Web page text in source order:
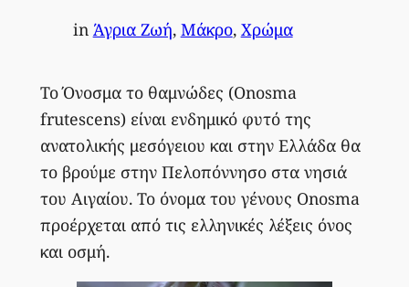
in Άγρια Ζωή, Μάκρο, Χρώμα
Το Όνοσμα το θαμνώδες (Onosma
frutescens) είναι ενδημικό φυτό της
ανατολικής μεσόγειου και στην Ελλάδα θα
το βρούμε στην Πελοπόννησο στα νησιά
του Αιγαίου. Το όνομα του γένους Onosma
προέρχεται από τις ελληνικές λέξεις όνος
και οσμή.